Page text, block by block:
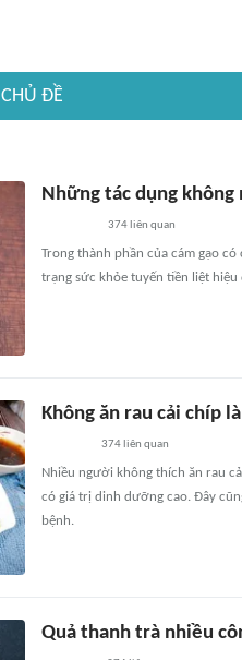
CHỦ ĐỀ
Những tác dụng không
374liên quan
Trong thành phần của cám gạo
trạng sức khỏe tuyến tiền liệt
Không ăn rau cải chíp
374liên quan
Nhiều người không thích ăn rau
có giá trị dinh dưỡng cao. Đây
bệnh.
Quả thanh trà nhiều